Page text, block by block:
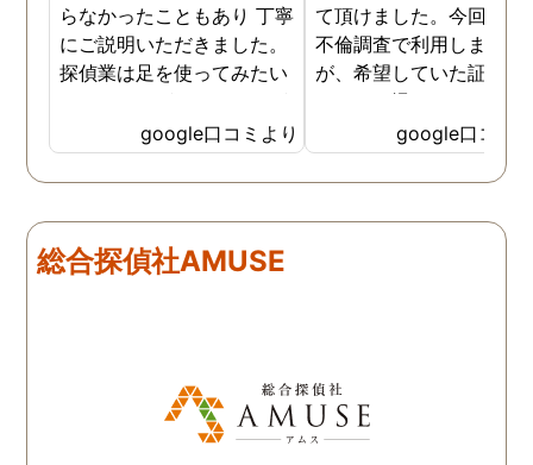
らなかったこともあり 丁寧
にご説明いただきました。
探偵業は足を使ってみたい
SNSなどの知識も豊富で、
色んな視点から対応されて
います。 他の口コミにもあ
金が安く明確で親身になっ
て対応いただける探偵さん
google口コミより
て頂けました。今回、夫
不倫調査で利用しました
が、希望していた証拠を
っかりと撮ってもらうこ
が出来ました。調査中も
動きがある度に細かく報
してくださり、安心しま
読めない中、柔軟に対応
す。
google口コミ
総合探偵社AMUSE